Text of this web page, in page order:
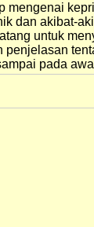
dan akibat-
untuk
pada